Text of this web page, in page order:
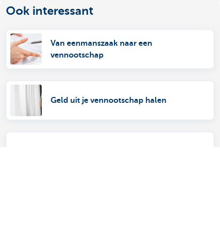
Ook interessant
Van eenmanszaak naar een
vennootschap
Geld uit je vennootschap halen